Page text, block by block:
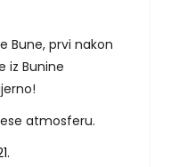
Bune, prvi nakon
iz Bunine
atmosferu.